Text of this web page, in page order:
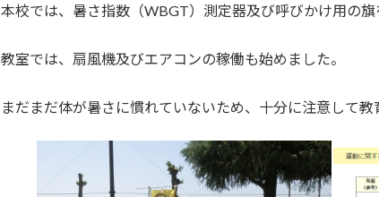
本校では、暑さ指数（WBGT）測定器及び呼びかけ用の旗
教室では、扇風機及びエアコンの稼働も始めました。
まだまだ体が暑さに慣れていないため、十分に注意して教